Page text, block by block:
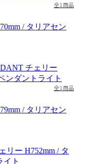
全1商品
/ タリアセン
全1商品
/ タリアセン